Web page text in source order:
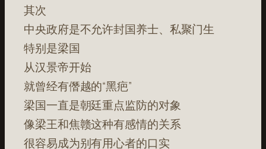
其次
中央政府是不允许封国养士、私聚门生
特别是梁国
从汉景帝开始
就曾经有僭越的“黑疤”
梁国一直是朝廷重点监防的对象
像梁王和焦赣这种有感情的关系
很容易成为别有用心者的口实